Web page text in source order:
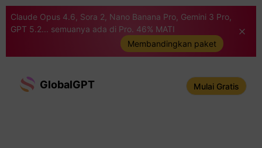
Claude Opus 4.6, Sora 2, Nano Banana Pro, Gemini 3 Pro,
GPT 5.2... semuanya ada di Pro. 46% MATI
Membandingkan paket
GlobalGPT Mulai Gratis